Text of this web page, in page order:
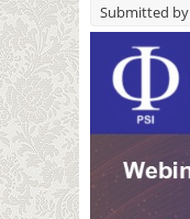
Submitted by